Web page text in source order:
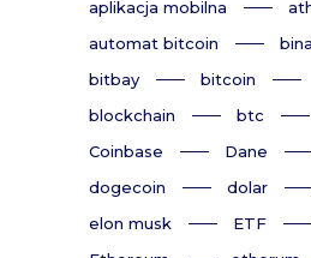
aplikacja mobilna
automat bitcoin
bitbay
bitcoin
blockchain
btc
Coinbase
Dane
dogecoin
dolar
elon musk
ETF